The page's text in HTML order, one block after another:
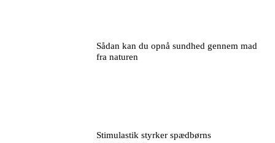
Sådan kan du opnå sundhed gennem mad
fra naturen
Stimulastik styrker spædbørns